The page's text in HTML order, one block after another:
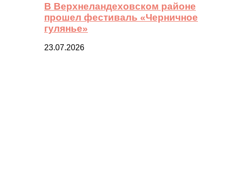
В Верхнеландеховском районе
прошел фестиваль «Черничное
гулянье»
23.07.2026